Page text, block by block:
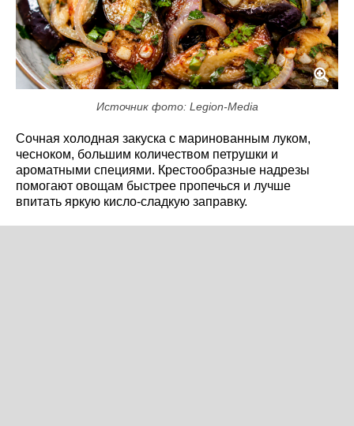
Источник фото: Legion-Media
Сочная холодная закуска с маринованным луком,
чесноком, большим количеством петрушки и
ароматными специями. Крестообразные надрезы
помогают овощам быстрее пропечься и лучше
впитать яркую кисло-сладкую заправку.